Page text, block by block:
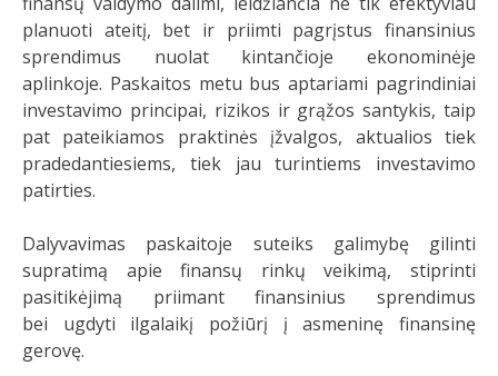
planuoti ateitį, bet ir priimti pagrįstus finansinius
sprendimus nuolat kintančioje ekonominėje
aplinkoje. Paskaitos metu bus aptariami pagrindiniai
investavimo principai, rizikos ir grąžos santykis, taip
pat pateikiamos praktinės įžvalgos, aktualios tiek
pradedantiesiems, tiek jau turintiems investavimo
patirties.
Dalyvavimas paskaitoje suteiks galimybę gilinti
supratimą apie finansų rinkų veikimą, stiprinti
pasitikėjimą priimant finansinius sprendimus
bei ugdyti ilgalaikį požiūrį į asmeninę finansinę
gerovę.